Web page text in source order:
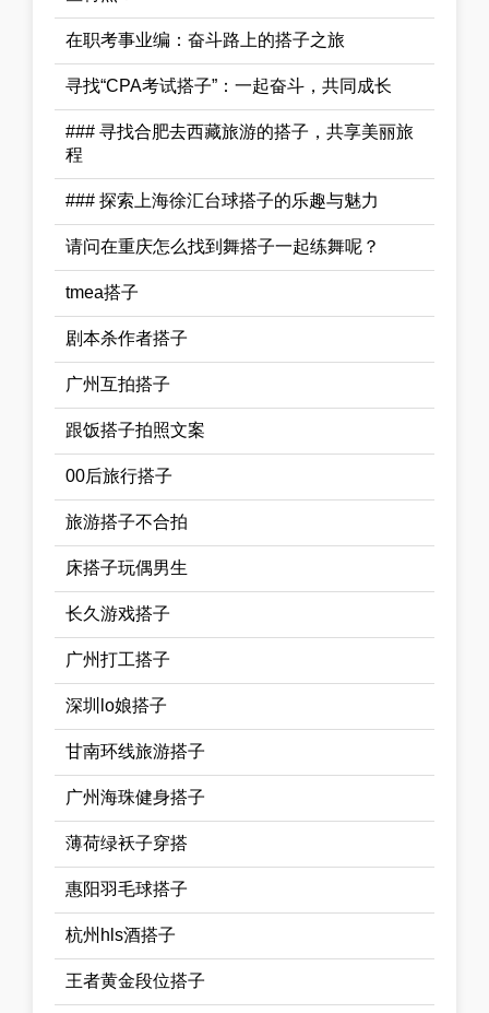
在职考事业编：奋斗路上的搭子之旅
寻找“CPA考试搭子”：一起奋斗，共同成长
### 寻找合肥去西藏旅游的搭子，共享美丽旅
程
### 探索上海徐汇台球搭子的乐趣与魅力
请问在重庆怎么找到舞搭子一起练舞呢？
tmea搭子
剧本杀作者搭子
广州互拍搭子
跟饭搭子拍照文案
00后旅行搭子
旅游搭子不合拍
床搭子玩偶男生
长久游戏搭子
广州打工搭子
深圳lo娘搭子
甘南环线旅游搭子
广州海珠健身搭子
薄荷绿袄子穿搭
惠阳羽毛球搭子
杭州hls酒搭子
王者黄金段位搭子